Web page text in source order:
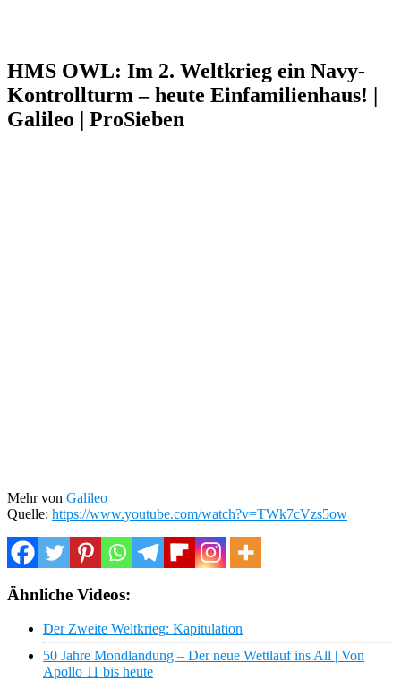
HMS OWL: Im 2. Weltkrieg ein Navy-
Kontrollturm – heute Einfamilienhaus! |
Galileo | ProSieben
Mehr von Galileo
Quelle: https://www.youtube.com/watch?v=TWk7cVzs5ow
Ähnliche Videos:
Der Zweite Weltkrieg: Kapitulation
50 Jahre Mondlandung – Der neue Wettlauf ins All | Von
Apollo 11 bis heute